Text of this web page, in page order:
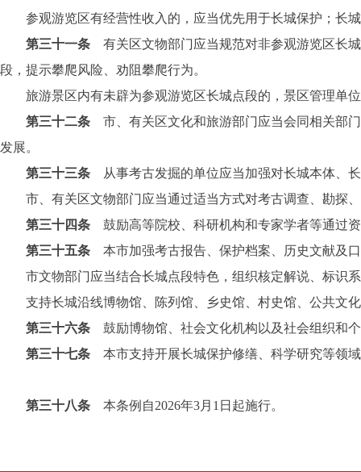
参观游览区有经营性收入的，应当优先用于长城保护；长城
第三十一条 有关区文物部门应当规范对非参观游览区长
段，提示攀爬风险、劝阻攀爬行为。
旅游景区内有未辟为参观游览区长城点段的，景区管理单
第三十二条 市、有关区文化和旅游部门应当会同相关部
发展。
第三十三条 从事考古发掘的单位应当加强对长城本体、
市、有关区文物部门应当通过适当方式对考古调查、勘探
第三十四条 鼓励高等院校、科研机构和专家学者等通过
第三十五条 本市加强考古报告、保护档案、历史文献及
市文物部门应当结合长城点段特色，组织核定解说、标识
支持长城沿线博物馆、陈列馆、乡史馆、村史馆、公共文化
第三十六条 鼓励博物馆、社会文化机构以及社会组织和
第三十七条 本市支持开展长城保护修缮、科学研究等领
第三十八条 本条例自2026年3月1日起施行。